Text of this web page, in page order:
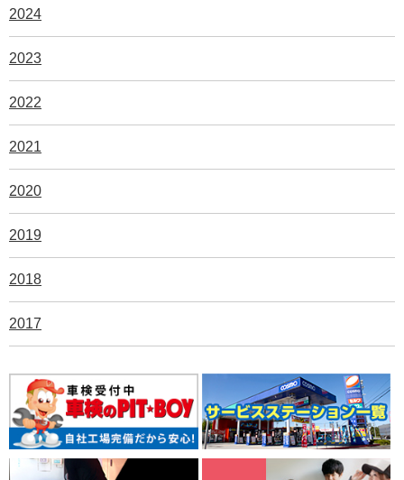
2024
2023
2022
2021
2020
2019
2018
2017